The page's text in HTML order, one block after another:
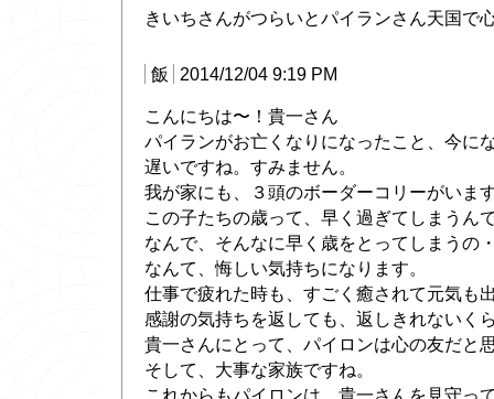
きいちさんがつらいとパイランさん天国で
飯 2014/12/04 9:19 PM
こんにちは〜！貴一さん
パイランがお亡くなりになったこと、今に
遅いですね。すみません。
我が家にも、３頭のボーダーコリーがいま
この子たちの歳って、早く過ぎてしまうん
なんで、そんなに早く歳をとってしまうの
なんて、悔しい気持ちになります。
仕事で疲れた時も、すごく癒されて元気も
感謝の気持ちを返しても、返しきれないく
貴一さんにとって、パイロンは心の友だと
そして、大事な家族ですね。
これからもパイロンは、貴一さんを見守っ